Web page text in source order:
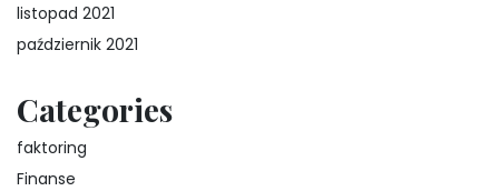
listopad 2021
październik 2021
Categories
faktoring
Finanse